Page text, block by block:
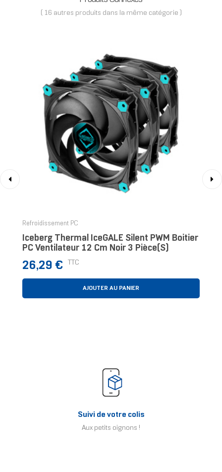
( 16 autres produits dans la même catégorie )
Refroidissement PC
Iceberg Thermal IceGALE Silent PWM Boitier
PC Ventilateur 12 Cm Noir 3 Pièce(s)
Prix
26,29 € TTC
AJOUTER AU PANIER
Suivi de votre colis
Aux petits oignons !